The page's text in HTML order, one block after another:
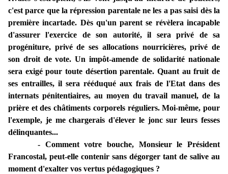
c'est parce que la répression parentale ne les a pas saisi dès la
première incartade. Dès qu'un parent se révèlera incapable
d'assurer l'exercice de son autorité, il sera privé de sa
progéniture, privé de ses allocations nourricières, privé de
son droit de vote. Un impôt-amende de solidarité nationale
sera exigé pour toute désertion parentale. Quant au fruit de
ses entrailles, il sera rééduqué aux frais de l'Etat dans des
internats pénitentiaires, au moyen du travail manuel, de la
prière et des châtiments corporels réguliers. Moi-même, pour
l'exemple, je me chargerais d'élever le jonc sur leurs fesses
délinquantes...
- Comment votre bouche, Monsieur le Président
Francostal, peut-elle contenir sans dégorger tant de salive au
moment d'exalter vos vertus pédagogiques ?